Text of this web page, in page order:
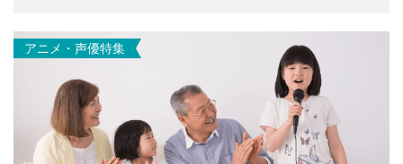
アニメ・声優特集